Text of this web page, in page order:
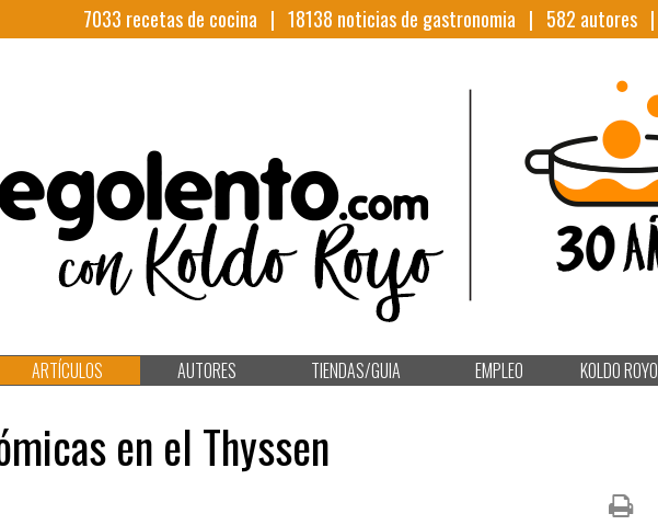
7033 recetas de cocina | 18138 noticias de gastronomia | 582 autores |
ARTÍCULOS AUTORES TIENDAS/GUIA EMPLEO KOLDO ROYO
en el Thyssen